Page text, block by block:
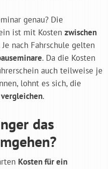
genau? Die
ist mit Kosten zwischen
nach Fahrschule gelten
. Da die Kosten
auch teilweise je
lohnt es sich, die
.
das
Kosten für ein